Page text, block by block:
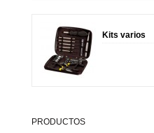
Kits varios
PRODUCTOS